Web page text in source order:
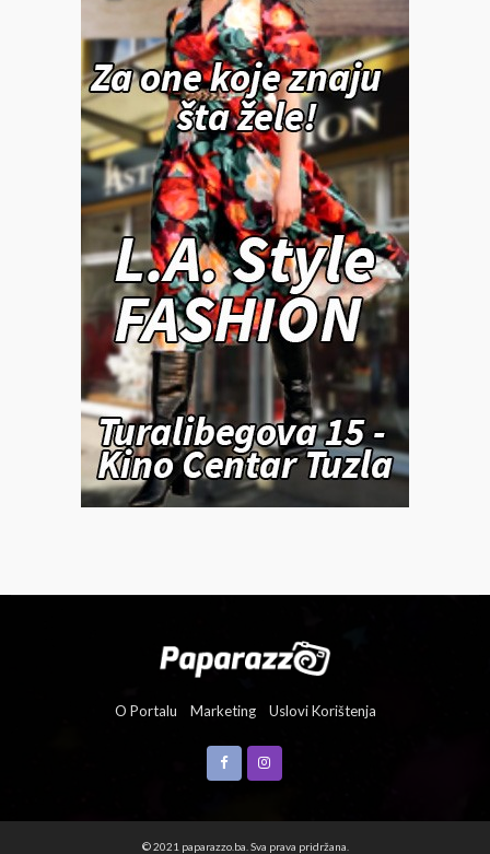
O Portalu Marketing Uslovi Korištenja
© 2021 paparazzo.ba. Sva prava pridržana.